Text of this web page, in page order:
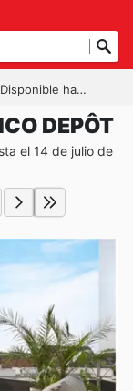
Disponible hasta el 14/07/2026
DEPÔT
el 14 de julio de